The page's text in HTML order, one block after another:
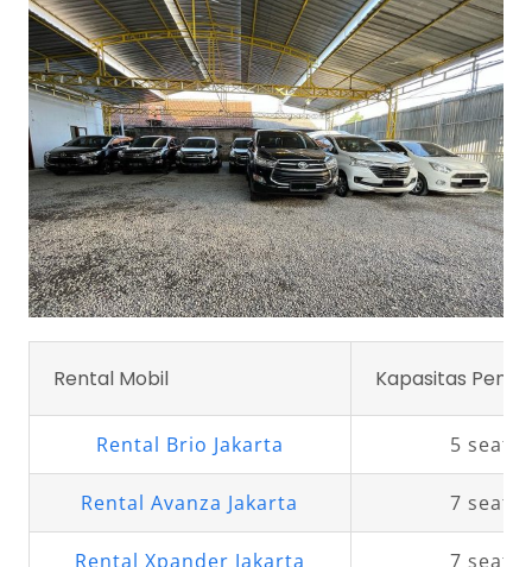
Rental Mobil Kapasitas
Rental Brio Jakarta 5 seat
Rental Avanza Jakarta 7 seat
Rental Xpander Jakarta 7 seat